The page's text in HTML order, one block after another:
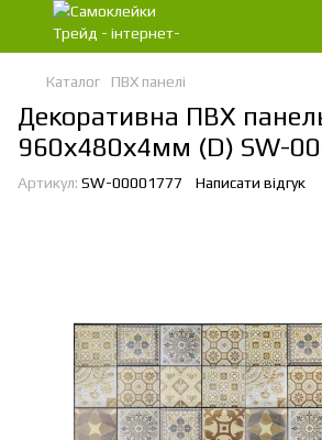
Каталог ПВХ панелі
Декоративна ПВХ
960х480х4мм (D) SW-
Артикул: SW-00001777 Написати відгук